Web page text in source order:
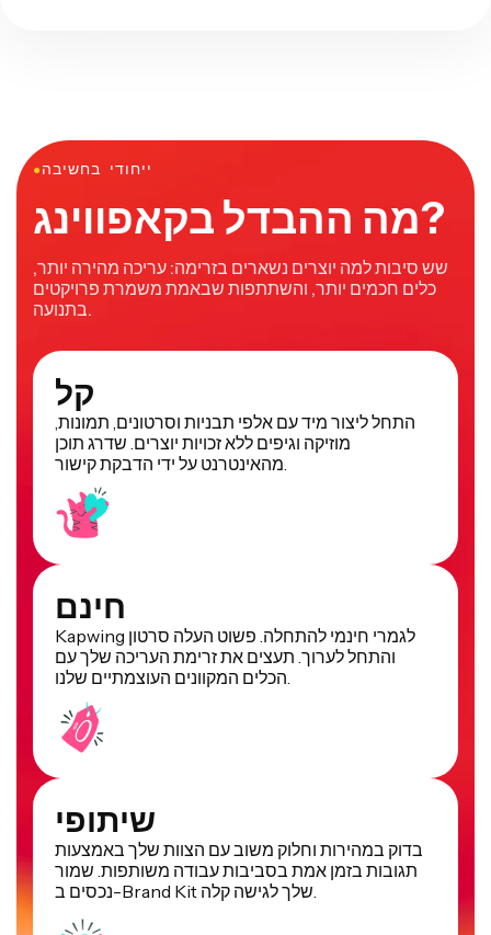
●ייחודי בחשיבה
מה ההבדל בקאפווינג?
שש סיבות למה יוצרים נשארים בזרימה: עריכה מהירה יותר,
כלים חכמים יותר, והשתתפות שבאמת משמרת פרויקטים
בתנועה.
קל
התחל ליצור מיד עם אלפי תבניות וסרטונים, תמונות,
מוזיקה וגיפים ללא זכויות יוצרים. שדרג תוכן
חינם
Kapwing לגמרי חינמי להתחלה. פשוט העלה סרטון
והתחל לערוך. תעצים את זרימת העריכה שלך עם
שיתופי
בדוק במהירות וחלוק משוב עם הצוות שלך באמצעות
תגובות בזמן אמת בסביבות עבודה משותפות. שמור